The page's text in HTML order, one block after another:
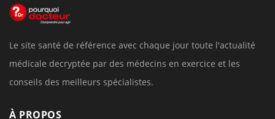
Le site santé de référence avec chaque jour toute l'actualité
médicale decryptée par des médecins en exercice et les
conseils des meilleurs spécialistes.
À PROPOS